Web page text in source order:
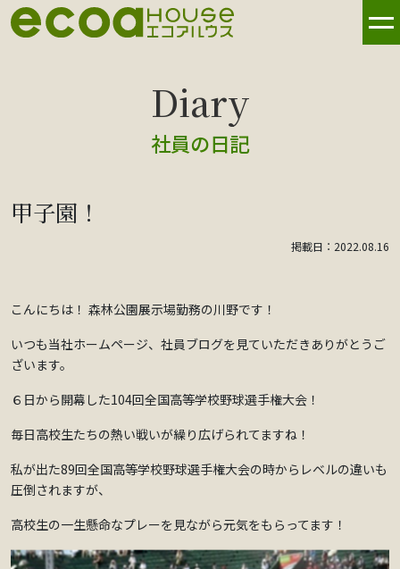
社員の日記
甲子園！
掲載日：2022.08.16
こんにちは！ 森林公園展示場勤務の川野です！
いつも当社ホームページ、社員ブログを見ていただきありがとうご
ざいます。
６日から開幕した104回全国高等学校野球選手権大会！
毎日高校生たちの熱い戦いが繰り広げられてますね！
私が出た89回全国高等学校野球選手権大会の時からレベルの違いも
圧倒されますが、
高校生の一生懸命なプレーを見ながら元気をもらってます！